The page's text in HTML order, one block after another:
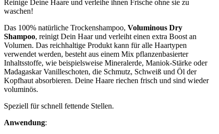
Reinige Deine Haare und verleihe ihnen Frische ohne sie zu
waschen!
Das 100% natürliche Trockenshampoo, Voluminous Dry
Shampoo, reinigt Dein Haar und verleiht einen extra Boost an
Volumen. Das reichhaltige Produkt kann für alle Haartypen
verwendet werden, besteht aus einem Mix pflanzenbasierter
Inhaltsstoffe, wie beispielsweise Mineralerde, Maniok-Stärke oder
Madagaskar Vanilleschoten, die Schmutz, Schweiß und Öl der
Kopfhaut absorbieren. Deine Haare riechen frisch und sind wieder
voluminös.
Speziell für schnell fettende Stellen.
Anwendung: